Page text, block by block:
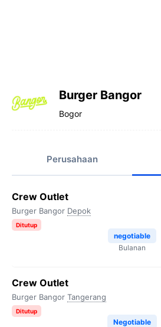
Burger Bangor
Bogor
Perusahaan
Crew Outlet
Burger Bangor Depok
Ditutup
negotiable
Bulanan
Crew Outlet
Burger Bangor Tangerang
Ditutup
Negotiable